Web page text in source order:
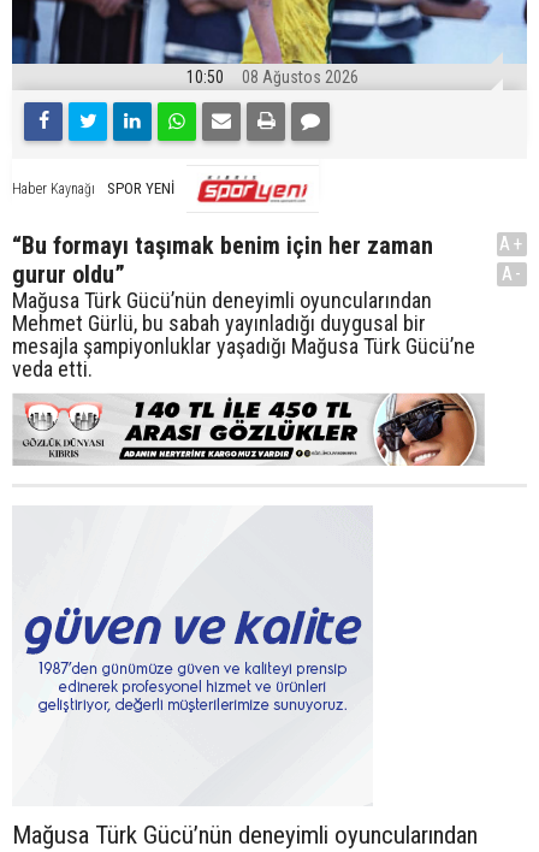
10:50 08 Ağustos 2026
Haber Kaynağı SPOR YENİ
“Bu formayı taşımak benim için her zaman
gurur oldu”
Mağusa Türk Gücü’nün deneyimli oyuncularından
Mehmet Gürlü, bu sabah yayınladığı duygusal bir
mesajla şampiyonluklar yaşadığı Mağusa Türk Gücü’ne
veda etti.
A+
A-
Mağusa Türk Gücü’nün deneyimli oyuncularından